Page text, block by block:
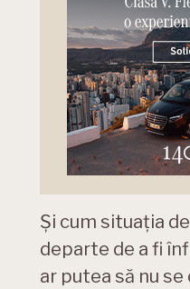
Și cum situația
departe de a fi
ar putea să nu